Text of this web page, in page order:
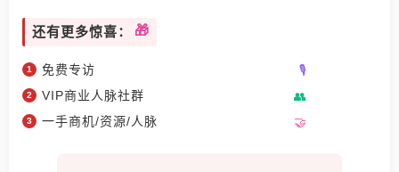
还有更多惊喜：
免费专访
VIP商业人脉社群
一手商机/资源/人脉